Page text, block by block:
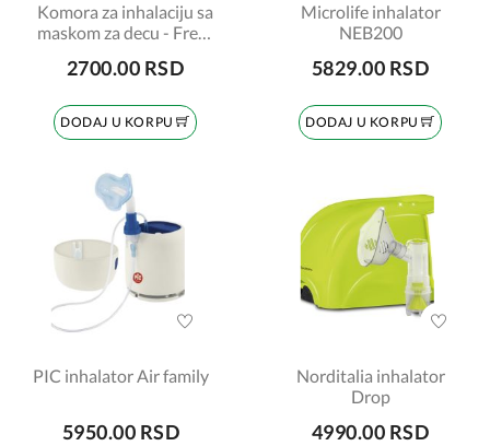
Komora za inhalaciju sa
maskom za decu - Free-
2700.00 RSD
DODAJ U KORPU
Microlife inhalator
NEB200
5829.00 RSD
DODAJ U KORPU
PIC inhalator Air family
5950.00 RSD
Norditalia inhalator
Drop
4990.00 RSD